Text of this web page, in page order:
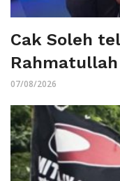
Cak Soleh
Rahmatullah
07/08/2026